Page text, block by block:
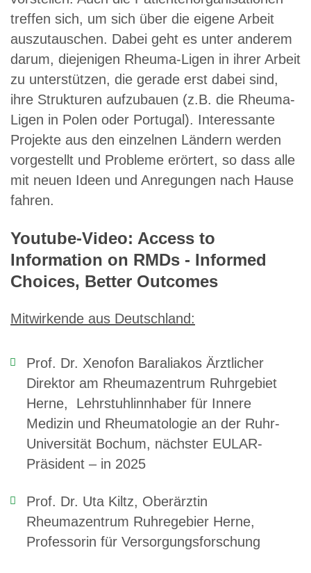
treffen sich, um sich über die eigene Arbeit
auszutauschen. Dabei geht es unter anderem
darum, diejenigen Rheuma-Ligen in ihrer Arbeit
zu unterstützen, die gerade erst dabei sind,
ihre Strukturen aufzubauen (z.B. die Rheuma-
Ligen in Polen oder Portugal). Interessante
Projekte aus den einzelnen Ländern werden
vorgestellt und Probleme erörtert, so dass alle
mit neuen Ideen und Anregungen nach Hause
fahren.
Youtube-Video: Access to
Information on RMDs - Informed
Choices, Better Outcomes
Mitwirkende aus Deutschland:
Prof. Dr. Xenofon Baraliakos Ärztlicher
Direktor am Rheumazentrum Ruhrgebiet
Herne, Lehrstuhlinnhaber für Innere
Medizin und Rheumatologie an der Ruhr-
Universität Bochum, nächster EULAR-
Präsident – in 2025
Prof. Dr. Uta Kiltz, Oberärztin
Rheumazentrum Ruhregebier Herne,
Professorin für Versorgungsforschung